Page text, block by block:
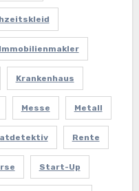
Immobilienmakler
Krankenhaus
Messe Metall
Rente
Start-Up